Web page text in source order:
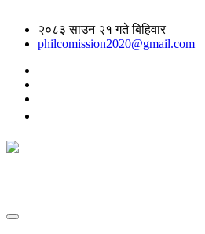
२०८३ साउन २१ गते बिहिवार
philcomission2020@gmail.com